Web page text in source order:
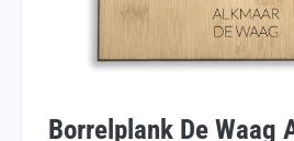
Borrelplank De Waag